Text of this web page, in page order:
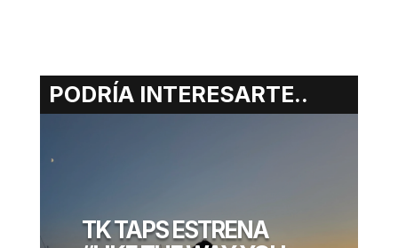
PODRÍA INTERESARTE..
TK TAPS ESTRENA